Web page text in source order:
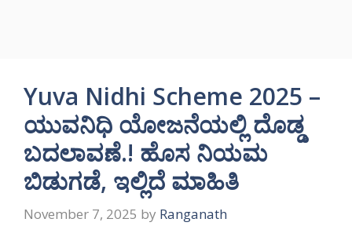
Yuva Nidhi Scheme 2025 –
ಯುವನಿಧಿ ಯೋಜನೆಯಲ್ಲಿ ದೊಡ್ಡ
ಬದಲಾವಣೆ.! ಹೊಸ ನಿಯಮ
ಬಿಡುಗಡೆ, ಇಲ್ಲಿದೆ ಮಾಹಿತಿ
November 7, 2025 by Ranganath